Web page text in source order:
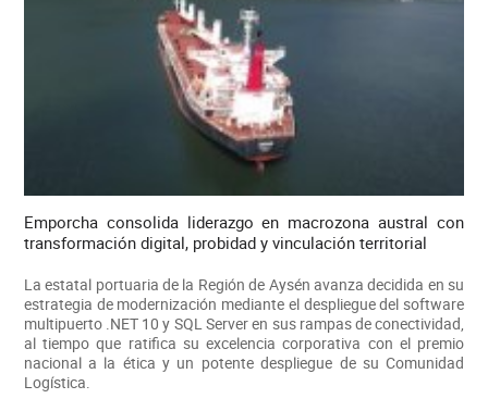
Emporcha consolida liderazgo en macrozona austral con
transformación digital, probidad y vinculación territorial
La estatal portuaria de la Región de Aysén avanza decidida en su
estrategia de modernización mediante el despliegue del software
multipuerto .NET 10 y SQL Server en sus rampas de conectividad,
al tiempo que ratifica su excelencia corporativa con el premio
nacional a la ética y un potente despliegue de su Comunidad
Logística.